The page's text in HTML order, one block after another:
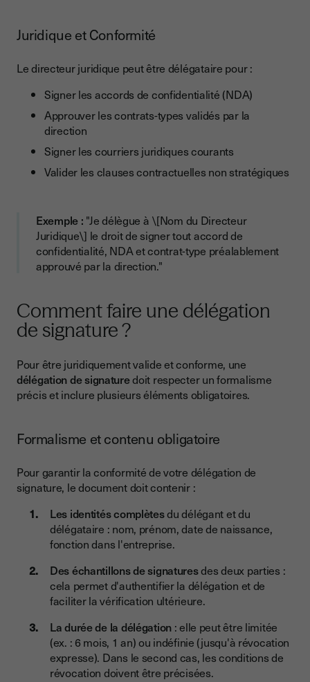
Juridique et Conformité
Le directeur juridique peut être délégataire pour :
Signer les accords de confidentialité (NDA)
Approuver les contrats-types validés par la
direction
Signer les courriers juridiques courants
Valider les clauses contractuelles non stratégiques
Exemple : "Je délègue à \[Nom du Directeur
Juridique\] le droit de signer tout accord de
confidentialité, NDA et contrat-type préalablement
approuvé par la direction."
Comment faire une délégation
de signature ?
Pour être juridiquement valide et conforme, une
délégation de signaturedoit respecter un formalisme
précis et inclure plusieurs éléments obligatoires.
Formalisme et contenu obligatoire
Pour garantir la conformité de votre délégation de
signature, le document doit contenir :
Les identités complètesdu délégant et du
délégataire : nom, prénom, date de naissance,
fonction dans l'entreprise.
Des échantillons de signaturesdes deux parties :
cela permet d'authentifier la délégation et de
faciliter la vérification ultérieure.
La durée de la délégation : elle peut être limitée
(ex. : 6 mois, 1 an) ou indéfinie (jusqu'à révocation
expresse). Dans le second cas, les conditions de
révocation doivent être précisées.